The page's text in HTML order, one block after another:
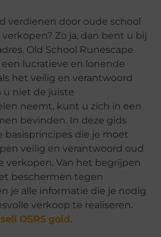
verdienen door oude school
Zo ja, dan bent u bij
Old School Runescape
lucratieve en lonende
het veilig en verantwoord
u niet de juiste
neemt, kunt u zich in een
bevinden. In deze gids
basisprincipes die je moet
veilig en verantwoord oud
verkopen. Van het begrijpen
beschermen tegen
je alle informatie die je nodig
verkoop te realiseren.
sell OSRS gold.